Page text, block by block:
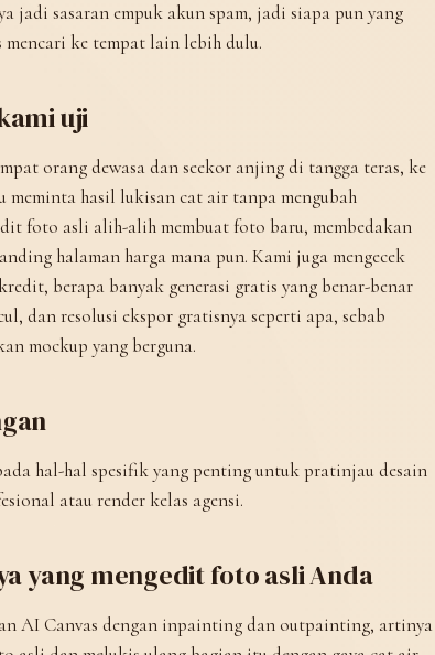
jadi sasaran empuk akun spam, jadi siapa pun yang
ke tempat lain lebih dulu.
uji
orang dewasa dan seekor anjing di tangga teras, ke
hasil lukisan cat air tanpa mengubah
foto asli alih-alih membuat foto baru, membedakan
halaman harga mana pun. Kami juga mengecek
berapa banyak generasi gratis yang benar-benar
dan resolusi ekspor gratisnya seperti apa, sebab
mockup yang berguna.
hal-hal spesifik yang penting untuk pratinjau desain
atau render kelas agensi.
yang mengedit foto asli Anda
AI Canvas dengan inpainting dan outpainting, artinya